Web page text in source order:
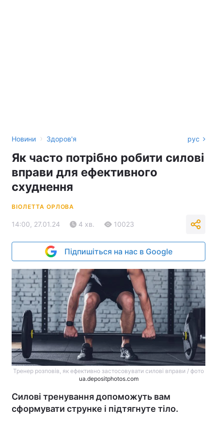
Новини › Здоров'я рус
Як часто потрібно робити силові
вправи для ефективного
схуднення
ВІОЛЕТТА ОРЛОВА
14:00, 27.01.24 4 хв. 10023
Підпишіться на нас в Google
Тренер розповів, як ефективно застосовувати силові вправи / фото
ua.depositphotos.com
Силові тренування допоможуть вам
сформувати струнке і підтягнуте тіло.